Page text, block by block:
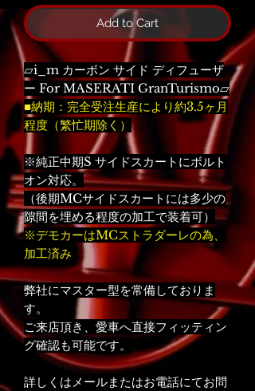
Add to Cart
▱i_m カーボン サイド ディフューザ
ー For MASERATI GranTurismo▱
■納期：完全受注生産により約3.5ヶ月
程度（繁忙期除く）
※純正中期S サイドスカートにボルト
オン対応。
（後期MCサイドスカートには多少の
隙間を埋める程度の加工で装着可）
※デモカーはMCストラダーレの為、
加工済み
弊社にマスター型を常備しておりま
す。
ご来店頂き、愛車へ直接フィッティン
グ確認も可能です。
詳しくはメールまたはお電話にてお問